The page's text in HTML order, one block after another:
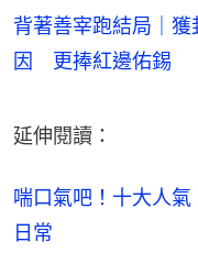
背著善宰跑結局｜
因 更捧紅邊佑錫
延伸閱讀：
喘口氣吧！十大人
日常